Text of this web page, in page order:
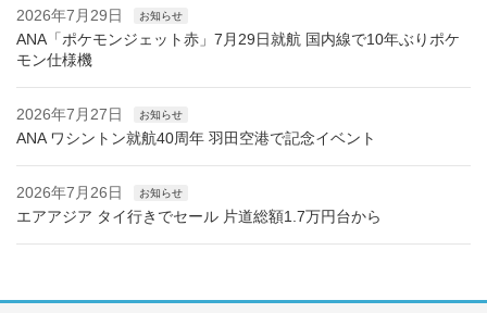
2026年7月29日 お知らせ
ANA「ポケモンジェット赤」7月29日就航 国内線で10年ぶりポケ
モン仕様機
2026年7月27日 お知らせ
ANA ワシントン就航40周年 羽田空港で記念イベント
2026年7月26日 お知らせ
エアアジア タイ行きでセール 片道総額1.7万円台から